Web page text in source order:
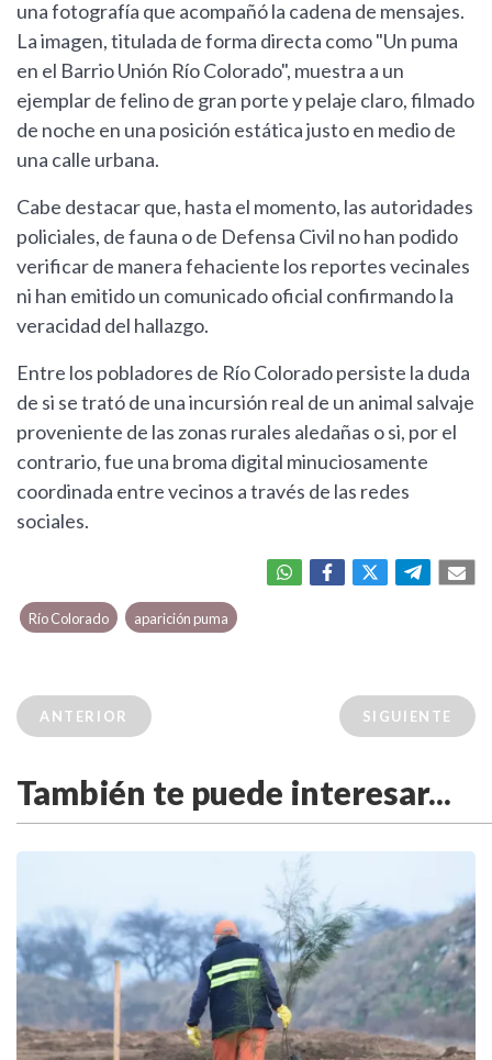
una fotografía que acompañó la cadena de mensajes.
La imagen, titulada de forma directa como "Un puma
en el Barrio Unión Río Colorado", muestra a un
ejemplar de felino de gran porte y pelaje claro, filmado
de noche en una posición estática justo en medio de
una calle urbana.
Cabe destacar que, hasta el momento, las autoridades
policiales, de fauna o de Defensa Civil no han podido
verificar de manera fehaciente los reportes vecinales
ni han emitido un comunicado oficial confirmando la
veracidad del hallazgo.
Entre los pobladores de Río Colorado persiste la duda
de si se trató de una incursión real de un animal salvaje
proveniente de las zonas rurales aledañas o si, por el
contrario, fue una broma digital minuciosamente
coordinada entre vecinos a través de las redes
sociales.
Río Colorado aparición puma
ANTERIOR SIGUIENTE
También te puede interesar...